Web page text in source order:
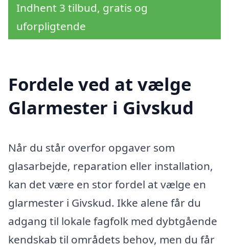
Indhent 3 tilbud, gratis og
uforpligtende
Fordele ved at vælge
Glarmester i Givskud
Når du står overfor opgaver som
glasarbejde, reparation eller installation,
kan det være en stor fordel at vælge en
glarmester i Givskud. Ikke alene får du
adgang til lokale fagfolk med dybtgående
kendskab til områdets behov, men du får